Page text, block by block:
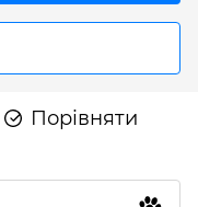
Порівняти